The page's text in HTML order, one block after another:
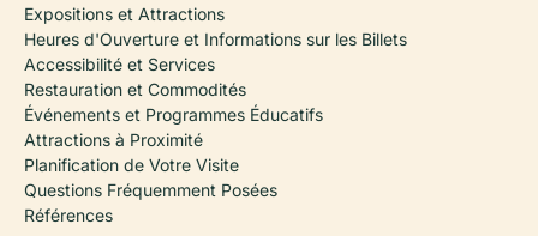
Expositions et Attractions
Heures d'Ouverture et Informations sur les Billets
Accessibilité et Services
Restauration et Commodités
Événements et Programmes Éducatifs
Attractions à Proximité
Planification de Votre Visite
Questions Fréquemment Posées
Références